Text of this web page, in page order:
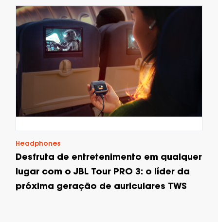
Headphones
Desfruta de entretenimento em qualquer
lugar com o JBL Tour PRO 3: o líder da
próxima geração de auriculares TWS